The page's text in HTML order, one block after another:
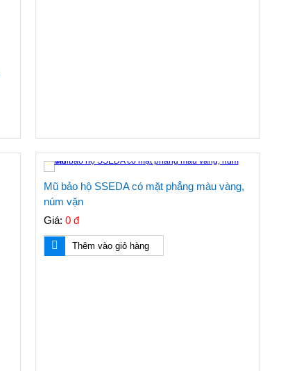
Mũ bảo hộ SSEDA có mặt phẳng màu vàng,
núm vặn
Giá: 0 đ
Thêm vào giỏ hàng